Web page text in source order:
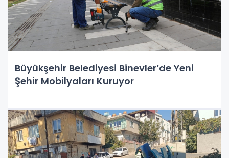
Büyükşehir Belediyesi Binevler’de Yeni
Şehir Mobilyaları Kuruyor